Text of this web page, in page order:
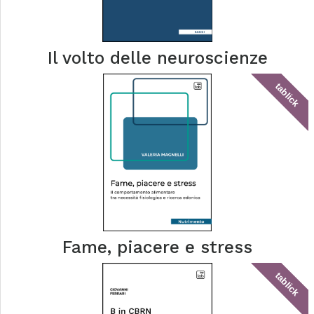
Il volto delle neuroscienze
tablick
Fame, piacere e stress
tablick